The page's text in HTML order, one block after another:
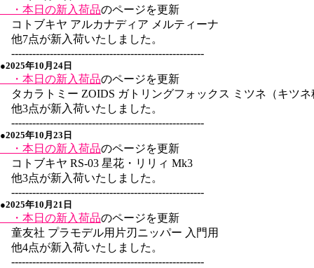
・本日の新入荷品のページを更新
コトブキヤ アルカナディア メルティーナ
他7点が新入荷いたしました。
-------------------------------------------------------
●2025年10月24日
・本日の新入荷品のページを更新
タカラトミー ZOIDS ガトリングフォックス ミツネ（キツネ
他3点が新入荷いたしました。
-------------------------------------------------------
●2025年10月23日
・本日の新入荷品のページを更新
コトブキヤ RS-03 星花・リリィ Mk3
他3点が新入荷いたしました。
-------------------------------------------------------
●2025年10月21日
・本日の新入荷品のページを更新
童友社 プラモデル用片刃ニッパー 入門用
他4点が新入荷いたしました。
-------------------------------------------------------